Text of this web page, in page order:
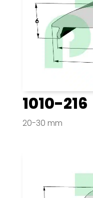
1010-216
20-30 mm